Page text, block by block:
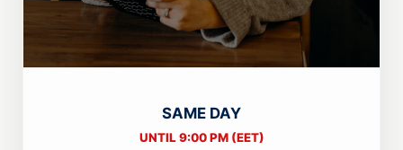
SAME DAY
UNTIL 9:00 PM (EET)